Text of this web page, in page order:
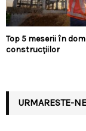
Top 5 meserii în
construcțiilor
URMARESTE-